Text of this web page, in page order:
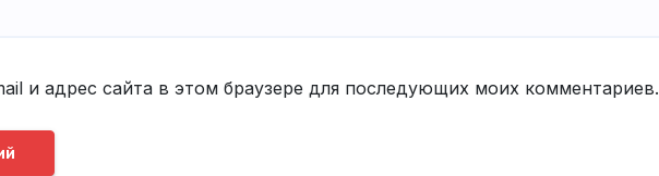
и адрес сайта в этом браузере для последующих моих комментариев.